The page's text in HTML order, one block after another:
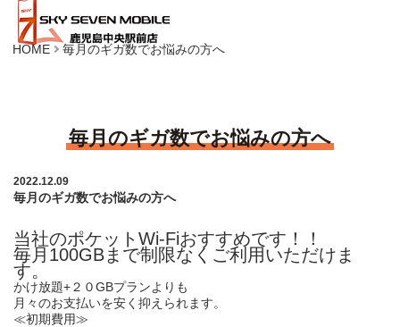
HOME 毎月のギガ数でお悩みの方へ
毎月のギガ数でお悩みの方へ
2022.12.09
毎月のギガ数でお悩みの方へ
当社のポケットWi-Fiおすすめです！！
毎月100GBまで制限なくご利用いただけま
す。
かけ放題+２０GBプランよりも
月々のお支払いを安く抑えられます。
≪初期費用≫